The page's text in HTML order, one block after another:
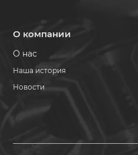
О компании
О нас
Наша история
Новости